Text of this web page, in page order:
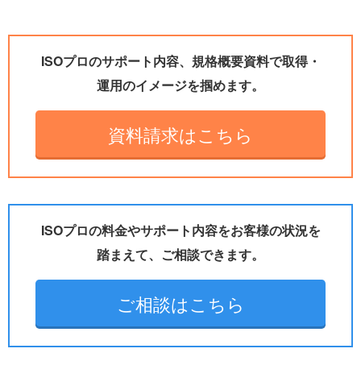
ISOプロのサポート内容、規格概要資料で取得・
運用のイメージを掴めます。
資料請求はこちら
ISOプロの料金やサポート内容をお客様の状況を
踏まえて、ご相談できます。
ご相談はこちら